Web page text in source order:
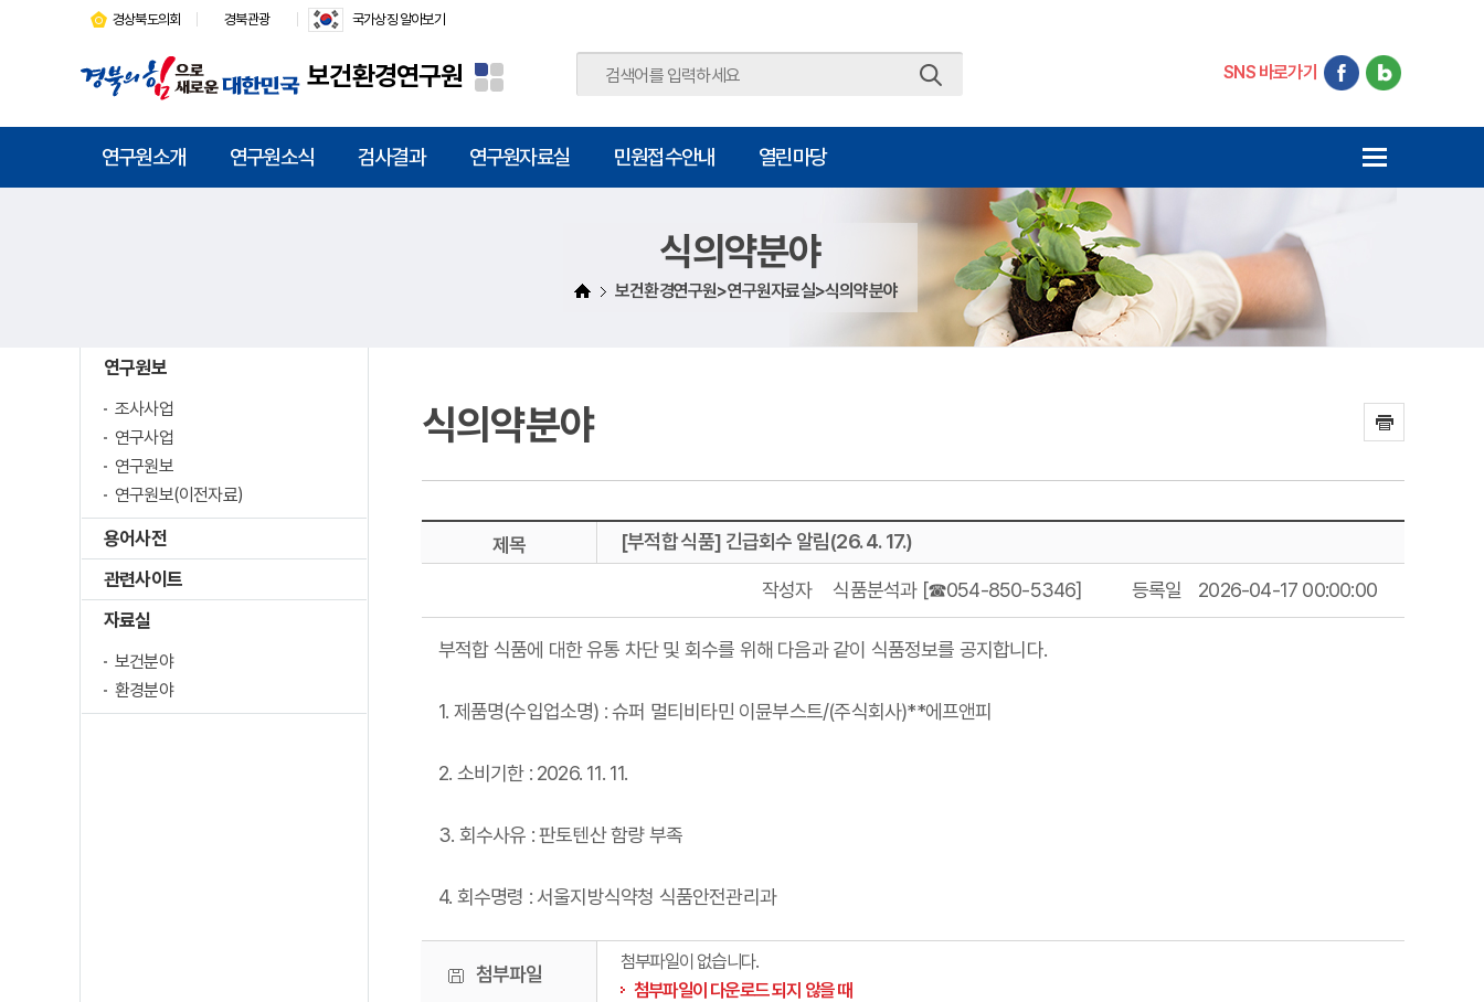
보건환경연구원
경상북도의회 경북관광 국가상징 알아보기
SNS 바로가기
연구원소개 연구원소식 검사결과 연구원자료실 민원접수안내 열린마당
식의약분야
보건환경연구원>연구원자료실>식의약분야
연구원보
조사사업
연구사업
연구원보
연구원보(이전자료)
용어사전
관련사이트
자료실
보건분야
환경분야
식의약분야
제목 [부적합 식품] 긴급회수 알림(26. 4. 17.)
등록일 2026-04-17 00:00:00
작성자 식품분석과 [☎054-850-5346]
부적합 식품에 대한 유통 차단 및 회수를 위해 다음과 같이 식품정보를 공지합니다.
1. 제품명(수입업소명) : 슈퍼 멀티비타민 이뮨부스트/(주식회사)**에프앤피
2. 소비기한 : 2026. 11. 11.
3. 회수사유 : 판토텐산 함량 부족
4. 회수명령 : 서울지방식약청 식품안전관리과
첨부파일
첨부파일이 없습니다.
첨부파일이 다운로드 되지 않을 때